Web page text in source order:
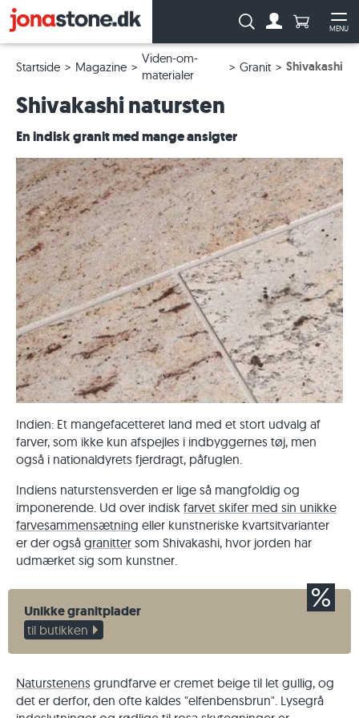
MENU
Søg: Antal
Startside Magazine
Viden-om-
materialer
Granit Shivakashi
Shivakashi natursten
En indisk granit med mange ansigter
Indien: Et mangefacetteret land med et stort udvalg af
farver, som ikke kun afspejles i indbyggernes tøj, men
også i nationaldyrets fjerdragt, påfuglen.
Indiens naturstensverden er lige så mangfoldig og
imponerende. Ud over indisk farvet skifer med sin unikke
farvesammensætning eller kunstneriske kvartsitvarianter
er der også granitter som Shivakashi, hvor jorden har
udmærket sig som kunstner.
Unikke granitplader
til butikken
Naturstenens grundfarve er cremet beige til let gullig, og
det er derfor, den ofte kaldes "elfenbensbrun". Lysegrå